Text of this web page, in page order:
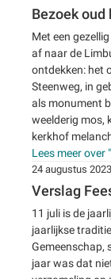
Bezoek
Met een
af naar de
ontdekken: het
Steenweg, in
als monument
weelderig mos,
kerkhof
Lees meer over
24 augustus
Verslag
11 juli is de
jaarlijkse
Gemeenschap,
jaar was dat